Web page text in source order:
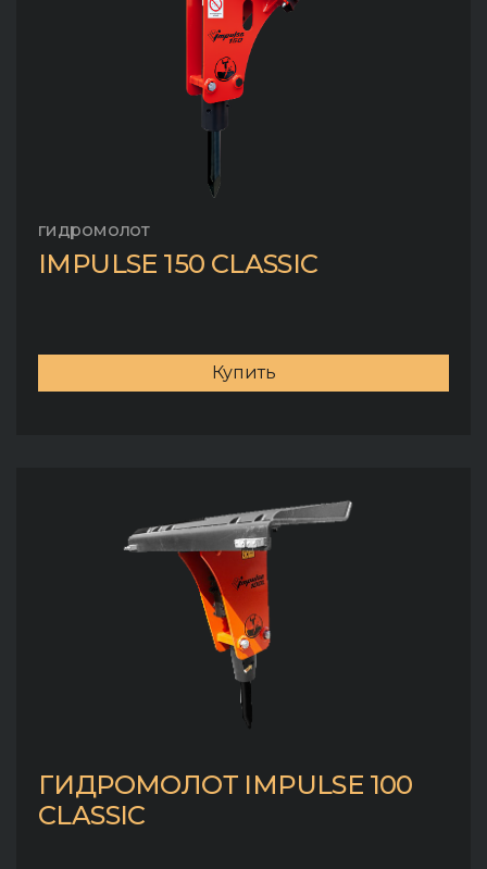
гидромолот
IMPULSE 150 CLASSIC
Купить
ГИДРОМОЛОТ IMPULSE 100
CLASSIC